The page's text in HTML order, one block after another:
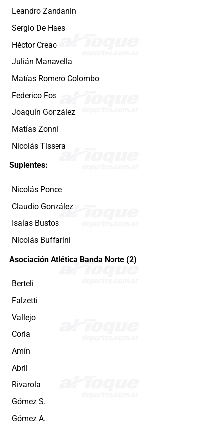
Leandro Zandanin
Sergio De Haes
Héctor Creao
Julián Manavella
Matías Romero Colombo
Federico Fos
Joaquín González
Matías Zonni
Nicolás Tissera
Suplentes:
Nicolás Ponce
Claudio González
Isaías Bustos
Nicolás Buffarini
Asociación Atlética Banda Norte (2)
Berteli
Falzetti
Vallejo
Coria
Amín
Abril
Rivarola
Gómez S.
Gómez A.